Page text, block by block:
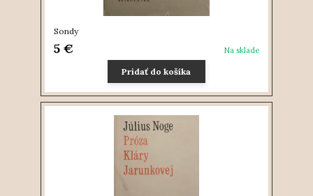
Sondy
5 € Na sklade
Pridať do košíka